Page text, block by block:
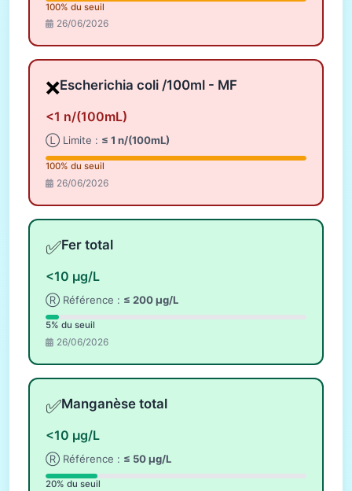
100% du seuil
26/06/2026
❌Escherichia coli /100ml - MF
<1 n/(100mL)
Ⓛ Limite : ≤ 1 n/(100mL)
100% du seuil
26/06/2026
✅Fer total
<10 µg/L
Ⓡ Référence : ≤ 200 µg/L
5% du seuil
26/06/2026
✅Manganèse total
<10 µg/L
Ⓡ Référence : ≤ 50 µg/L
20% du seuil